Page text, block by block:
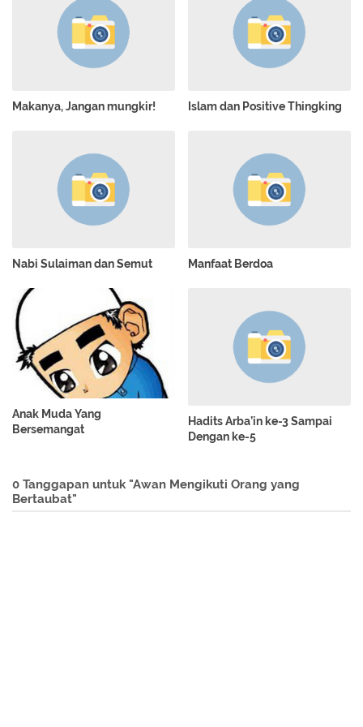
Makanya, Jangan mungkir! Islam dan Positive Thingking
Nabi Sulaiman dan Semut Manfaat Berdoa
Anak Muda Yang
Bersemangat
Hadits Arba’in ke-3 Sampai
Dengan ke-5
0 Tanggapan untuk "Awan Mengikuti Orang yang
Bertaubat"